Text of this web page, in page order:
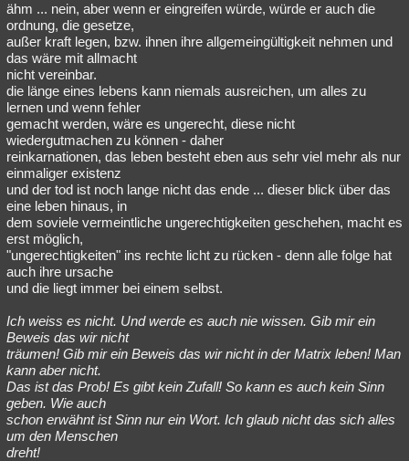
ähm ... nein, aber wenn er eingreifen würde, würde er auch die
ordnung, die gesetze,
außer kraft legen, bzw. ihnen ihre allgemeingültigkeit nehmen und
das wäre mit allmacht
nicht vereinbar.
die länge eines lebens kann niemals ausreichen, um alles zu
lernen und wenn fehler
gemacht werden, wäre es ungerecht, diese nicht
wiedergutmachen zu können - daher
reinkarnationen, das leben besteht eben aus sehr viel mehr als nur
einmaliger existenz
und der tod ist noch lange nicht das ende ... dieser blick über das
eine leben hinaus, in
dem soviele vermeintliche ungerechtigkeiten geschehen, macht es
erst möglich,
"ungerechtigkeiten" ins rechte licht zu rücken - denn alle folge hat
auch ihre ursache
und die liegt immer bei einem selbst.
Ich weiss es nicht. Und werde es auch nie wissen. Gib mir ein
Beweis das wir nicht
träumen! Gib mir ein Beweis das wir nicht in der Matrix leben! Man
kann aber nicht.
Das ist das Prob! Es gibt kein Zufall! So kann es auch kein Sinn
geben. Wie auch
schon erwähnt ist Sinn nur ein Wort. Ich glaub nicht das sich alles
um den Menschen
dreht!